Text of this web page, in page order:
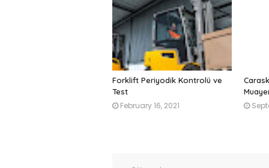
Forklift Periyodik Kontrolü ve
Test
February 16, 2021